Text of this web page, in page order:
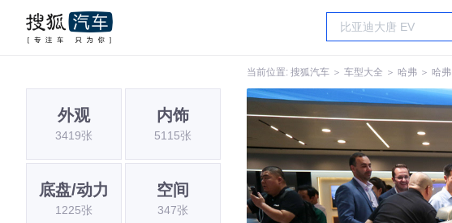
当前位置: 搜狐汽车 ＞ 车型大全 ＞ 哈弗 ＞ 哈弗
外观
3419张
内饰
5115张
底盘/动力
1225张
空间
347张